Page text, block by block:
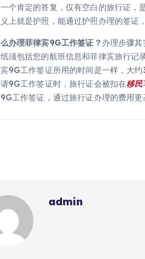
个肯定的答复，仅有空白的旅行证
上就是护照，能通过护照办理的签证
办理菲律宾9G工作签证？ 办理步骤
须包括您的航班信息和菲律宾旅行
9G工作签证所用的时间是一样，大
9G工作签证时，旅行证会被扣在移民
工作签证，通过旅行证办理的费用更
admin